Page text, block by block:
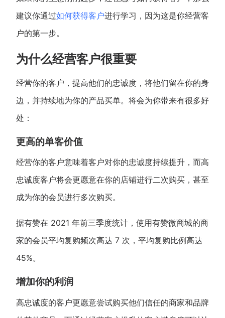
建议你通过如何获得客户进行学习，因为这是你经营客
户的第一步。
为什么经营客户很重要
经营你的客户，提高他们的忠诚度，将他们留在你的身
边，并持续地为你的产品买单。将会为你带来有很多好
处：
更高的单客价值
经营你的客户意味着客户对你的忠诚度持续提升，而高
忠诚度客户将会更愿意在你的店铺进行二次购买，甚至
成为你的会员进行多次购买。
据有赞在 2021 年前三季度统计，使用有赞微商城的商
家的会员平均复购频次高达 7 次，平均复购比例高达
45%。
增加你的利润
高忠诚度的客户更愿意尝试购买他们信任的商家和品牌